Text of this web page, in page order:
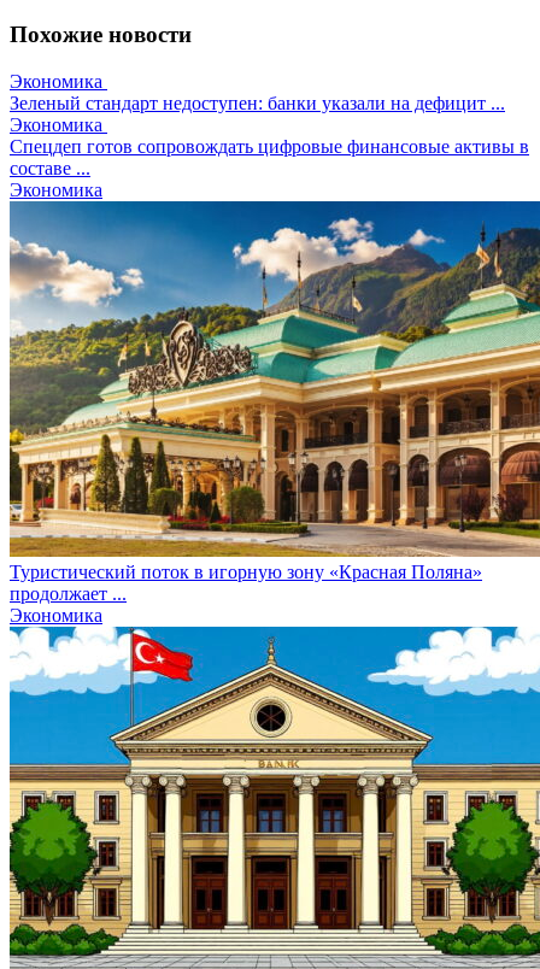
Похожие новости
Экономика
Зеленый стандарт недоступен: банки указали на дефицит ...
Экономика
Спецдеп готов сопровождать цифровые финансовые активы в
составе ...
Экономика
Туристический поток в игорную зону «Красная Поляна»
продолжает ...
Экономика